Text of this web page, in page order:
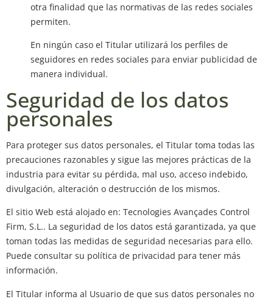
otra finalidad que las normativas de las redes sociales
permiten.
En ningún caso el Titular utilizará los perfiles de
seguidores en redes sociales para enviar publicidad de
manera individual.
Seguridad de los datos
personales
Para proteger sus datos personales, el Titular toma todas las
precauciones razonables y sigue las mejores prácticas de la
industria para evitar su pérdida, mal uso, acceso indebido,
divulgación, alteración o destrucción de los mismos.
El sitio Web está alojado en: Tecnologies Avançades Control
Firm, S.L.. La seguridad de los datos está garantizada, ya que
toman todas las medidas de seguridad necesarias para ello.
Puede consultar su política de privacidad para tener más
información.
El Titular informa al Usuario de que sus datos personales no